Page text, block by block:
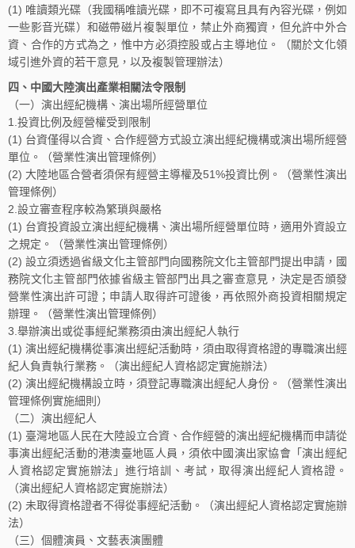
(1) 唯讀類光碟（我國稱唯讀光碟，即不可複寫且具有內容光碟，例如
一些影音光碟）和磁帶磁片複製單位，禁止外商獨資，但允許中外合
資、合作的方式為之，惟中方必須控股或占主導地位。（關於文化領
域引進外資的若干意見，以及複製管理辦法）
四、中國大陸演出產業相關法令限制
（一）演出經紀機構、演出場所經營單位
1.投資比例及經營權受到限制
(1) 台資僅得以合資、合作經營方式設立演出經紀機構或演出場所經營
單位。（營業性演出管理條例）
(2) 大陸地區合營者須保有經營主導權及51%投資比例。（營業性演出
管理條例）
2.設立審查程序較為繁瑣與嚴格
(1) 台資投資設立演出經紀機構、演出場所經營單位時，適用外資設立
之規定。（營業性演出管理條例）
(2) 設立須透過省級文化主管部門向國務院文化主管部門提出申請，國
務院文化主管部門依據省級主管部門出具之審查意見，決定是否頒發
營業性演出許可證；申請人取得許可證後，再依照外商投資相關規定
辦理。（營業性演出管理條例）
3.舉辦演出或從事經紀業務須由演出經紀人執行
(1) 演出經紀機構從事演出經紀活動時，須由取得資格證的專職演出經
紀人負責執行業務。（演出經紀人資格認定實施辦法）
(2) 演出經紀機構設立時，須登記專職演出經紀人身份。（營業性演出
管理條例實施細則）
（二）演出經紀人
(1) 臺灣地區人民在大陸設立合資、合作經營的演出經紀機構而申請從
事演出經紀活動的港澳臺地區人員，須依中國演出家協會「演出經紀
人資格認定實施辦法」進行培訓、考試，取得演出經紀人資格證。
（演出經紀人資格認定實施辦法）
(2) 未取得資格證者不得從事經紀活動。（演出經紀人資格認定實施辦
法）
（三）個體演員、文藝表演團體